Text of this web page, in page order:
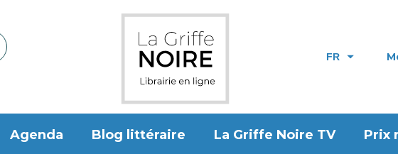
FR
Agenda Blog littéraire La Griffe Noire TV Prix